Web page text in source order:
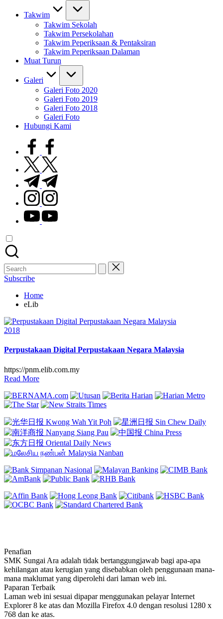
Takwim
Takwim Sekolah
Takwim Persekolahan
Takwim Peperiksaan & Pentaksiran
Takwim Peperiksaan Dalaman
Muat Turun
Galeri
Galeri Foto 2020
Galeri Foto 2019
Galeri Foto 2018
Galeri Foto
Hubungi Kami
facebook.com
twitter.com
t.me
instagram.com
youtube.com
Search
for:
Subscribe
Home
eLib
Posted
2018
Perpustakaan Digital Perpustakaan Negara Malaysia
https://pnm.elib.com.my
Read More
Penafian
SMK Sungai Ara adalah tidak bertanggungjawab bagi apa-apa
kehilangan atau kerugian yang disebabkan oleh penggunaan mana-
mana maklumat yang diperolehi dari laman web ini.
Paparan Terbaik
Laman web ini sesuai dipapar menggunakan pelayar Internet
Explorer 8 ke atas dan Mozilla Firefox 4.0 dengan resolusi 1280 x
768 dan ke atas.